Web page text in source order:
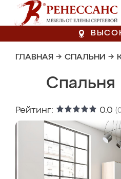
ГЛАВНАЯ → СПАЛЬНИ →
Спальня
Рейтинг: 0.0 (